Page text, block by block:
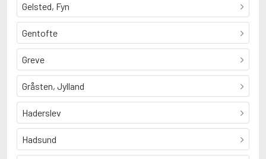
Gelsted, Fyn
Gentofte
Greve
Gråsten, Jylland
Haderslev
Hadsund